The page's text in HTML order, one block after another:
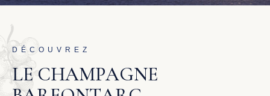
DÉCOUVREZ
LE CHAMPAGNE